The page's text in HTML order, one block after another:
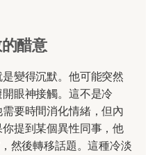
醋意
變得沉默。他可能突然
眼神接觸。這不是冷
要時間消化情緒，但內
提到某個異性同事，他
然後轉移話題。這種冷淡